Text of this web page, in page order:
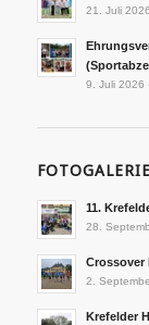
21. Juli
9. Juli 2026
11.
28.
Crossover
2.
Krefelder